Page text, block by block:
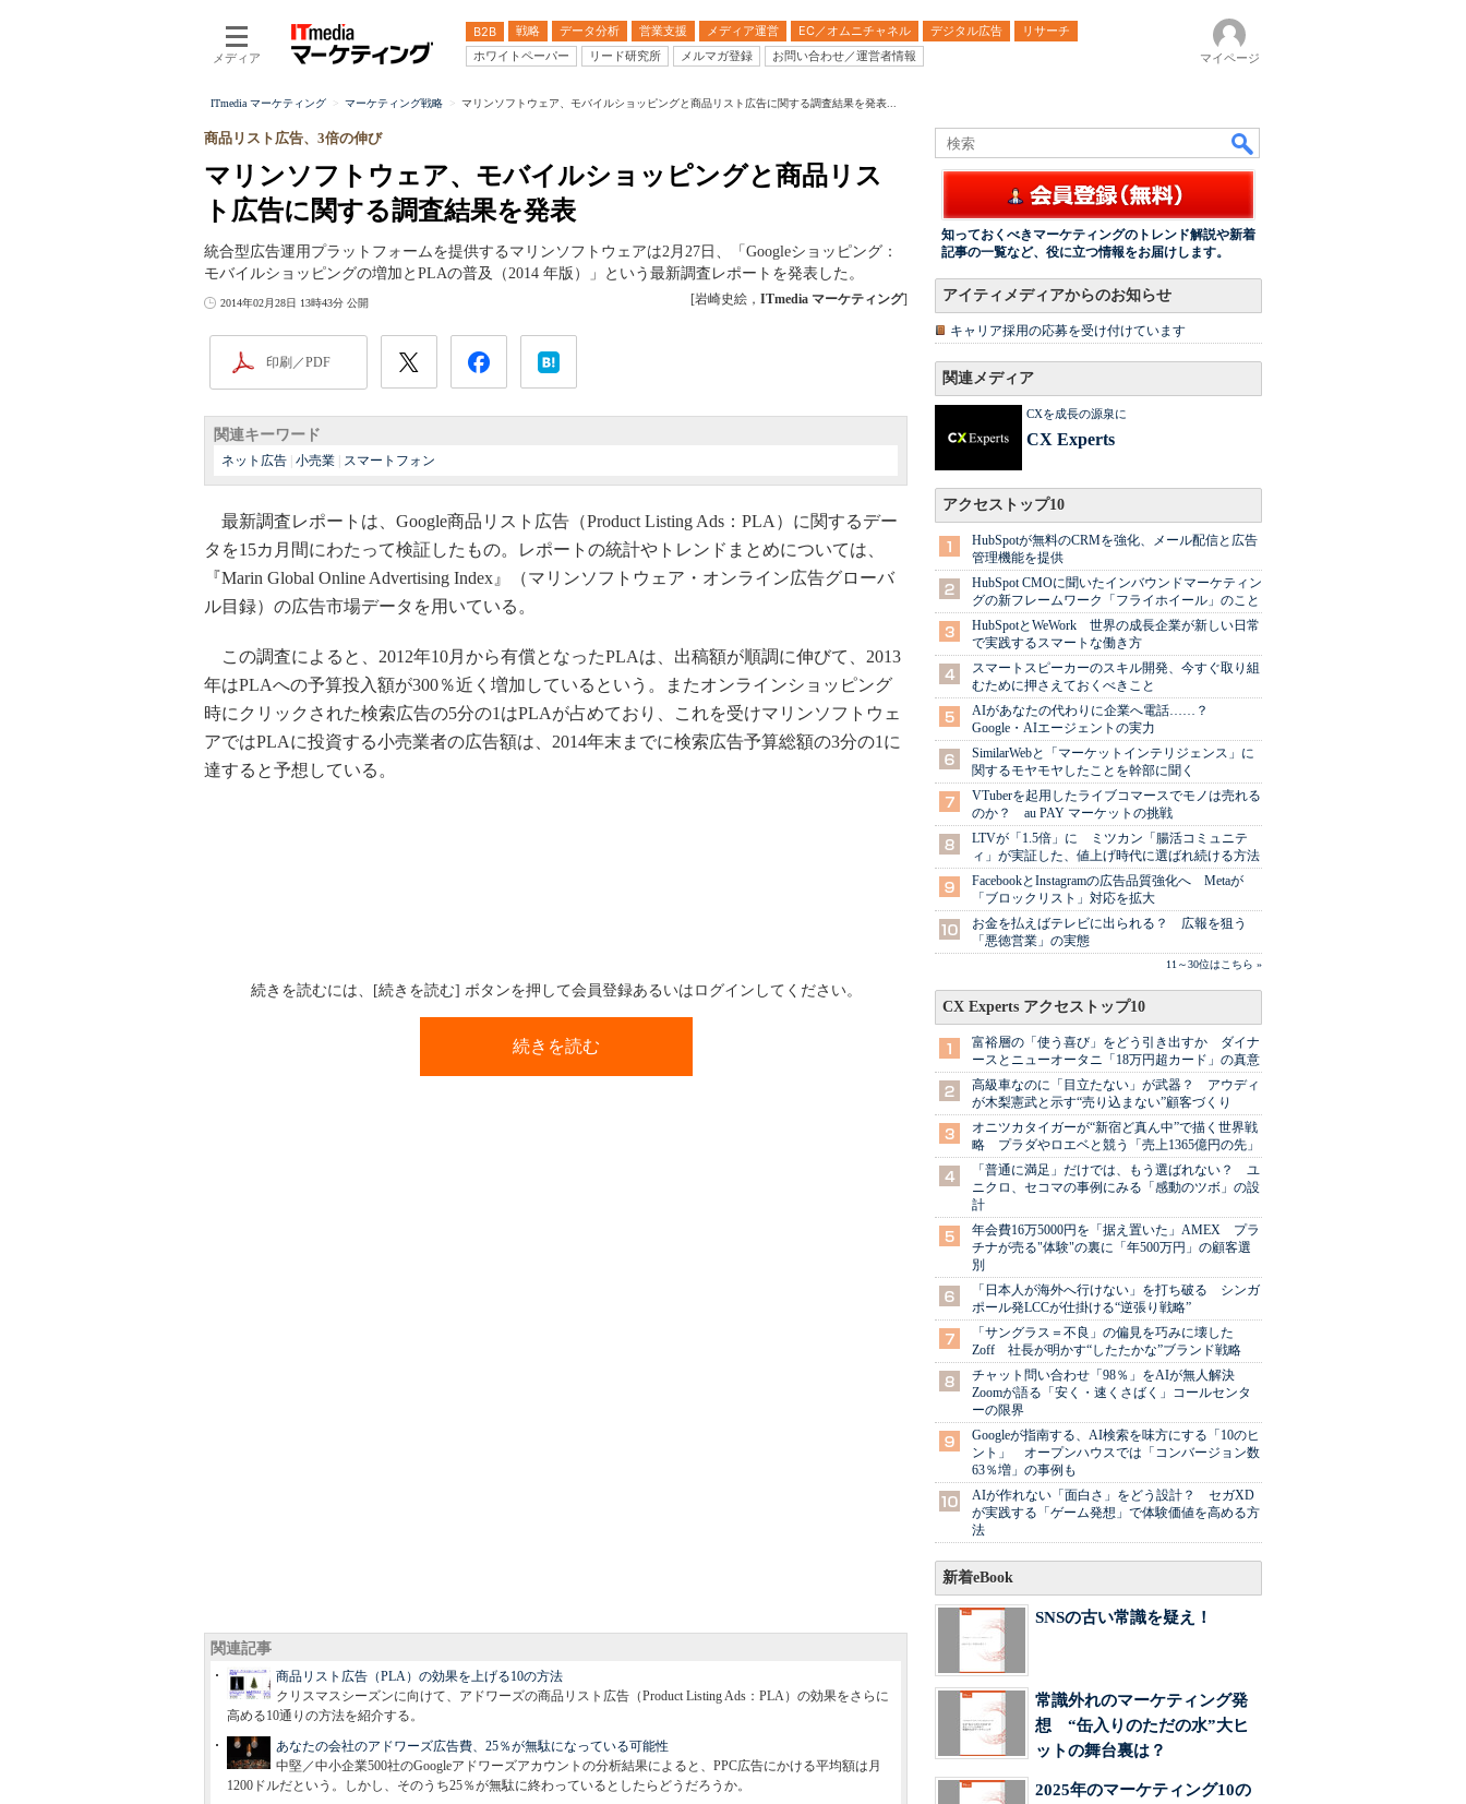
メディア
B2B 戦略 データ分析 営業支援 メディア運営 EC／オムニチャネル デジタル広告
リサーチ
ホワイトペーパー
リード研究所 メルマガ登録 お問い合わせ／運営者情報 マイページ
ITmedia マーケティング マーケティング戦略 マリンソフトウェア、モバイルショッピングと商品リスト広告に関する調査結果を発表...
マリンソフトウェア、モバイルショッピングと商品リス
ト広告に関する調査結果を発表
商品リスト広告、3倍の伸び
統合型広告運用プラットフォームを提供するマリンソフトウェアは2月27日、「Googleショッピング：
モバイルショッピングの増加とPLAの普及（2014 年版）」という最新調査レポートを発表した。
2014年02月28日 13時43分 公開 [岩崎史絵， ITmedia マーケティング]
印刷／PDF
関連キーワード
ネット広告 小売業 スマートフォン
最新調査レポートは、Google商品リスト広告（Product Listing Ads：PLA）に関するデー
タを15カ月間にわたって検証したもの。レポートの統計やトレンドまとめについては、
『Marin Global Online Advertising Index』（マリンソフトウェア・オンライン広告グローバ
ル目録）の広告市場データを用いている。
この調査によると、2012年10月から有償となったPLAは、出稿額が順調に伸びて、2013
年はPLAへの予算投入額が300％近く増加しているという。またオンラインショッピング
時にクリックされた検索広告の5分の1はPLAが占めており、これを受けマリンソフトウェ
アではPLAに投資する小売業者の広告額は、2014年末までに検索広告予算総額の3分の1に
達すると予想している。
続きを読むには、[続きを読む] ボタンを押して会員登録あるいはログインしてください。
続きを読む
関連記事
商品リスト広告（PLA）の効果を上げる10の方法
クリスマスシーズンに向けて、アドワーズの商品リスト広告（Product Listing Ads：PLA）の効果をさらに
高める10通りの方法を紹介する。
あなたの会社のアドワーズ広告費、25％が無駄になっている可能性
中堅／中小企業500社のGoogleアドワーズアカウントの分析結果によると、PPC広告にかける平均額は月
1200ドルだという。しかし、そのうち25％が無駄に終わっているとしたらどうだろうか。
知っておくべきマーケティングのトレンド解説や新着
記事の一覧など、役に立つ情報をお届けします。
アイティメディアからのお知らせ
キャリア採用の応募を受け付けています
関連メディア
CXを成長の源泉に
CX Experts
アクセストップ10
HubSpotが無料のCRMを強化、メール配信と広告
管理機能を提供
HubSpot CMOに聞いたインバウンドマーケティン
グの新フレームワーク「フライホイール」のこと
HubSpotとWeWork 世界の成長企業が新しい日常
で実践するスマートな働き方
スマートスピーカーのスキル開発、今すぐ取り組
むために押さえておくべきこと
AIがあなたの代わりに企業へ電話……？
Google・AIエージェントの実力
SimilarWebと「マーケットインテリジェンス」に
関するモヤモヤしたことを幹部に聞く
VTuberを起用したライブコマースでモノは売れる
のか？ au PAY マーケットの挑戦
LTVが「1.5倍」に ミツカン「腸活コミュニテ
ィ」が実証した、値上げ時代に選ばれ続ける方法
FacebookとInstagramの広告品質強化へ Metaが
「ブロックリスト」対応を拡大
お金を払えばテレビに出られる？ 広報を狙う
「悪徳営業」の実態
11～30位はこちら »
CX Experts アクセストップ10
富裕層の「使う喜び」をどう引き出すか ダイナ
ースとニューオータニ「18万円超カード」の真意
高級車なのに「目立たない」が武器？ アウディ
が木梨憲武と示す“売り込まない”顧客づくり
オニツカタイガーが“新宿ど真ん中”で描く世界戦
略 プラダやロエベと競う「売上1365億円の先」
「普通に満足」だけでは、もう選ばれない？ ユ
ニクロ、セコマの事例にみる「感動のツボ」の設
計
年会費16万5000円を「据え置いた」AMEX プラ
チナが売る"体験"の裏に「年500万円」の顧客選
別
「日本人が海外へ行けない」を打ち破る シンガ
ポール発LCCが仕掛ける“逆張り戦略”
「サングラス＝不良」の偏見を巧みに壊した
Zoff 社長が明かす“したたかな”ブランド戦略
チャット問い合わせ「98％」をAIが無人解決
Zoomが語る「安く・速くさばく」コールセンタ
ーの限界
Googleが指南する、AI検索を味方にする「10のヒ
ント」 オープンハウスでは「コンバージョン数
63％増」の事例も
AIが作れない「面白さ」をどう設計？ セガXD
が実践する「ゲーム発想」で体験価値を高める方
法
新着eBook
SNSの古い常識を疑え！
常識外れのマーケティング発
想 “缶入りのただの水”大ヒ
ットの舞台裏は？
2025年のマーケティング10の